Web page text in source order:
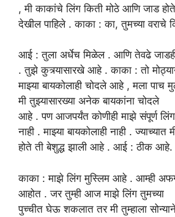
, मी काकांचे लिंग किती मोठे आणि जाड
देखील पाहिले . काका : का, तुमच्या वराचे
आई :तुला अर्धेच मिळेल . आणितेवढे
.तुझेकुत्र्यासारखे आहे . काका : तो
माझ्या बायकोलाही चोदले आहे , मला पाच
मी तुझ्यासारख्या अनेक बायकांना चोदले
आहे . पण आजपर्यंत कोणीही माझे संपूर्ण
नाही . माझ्या बायकोलाही नाही . ज्याच्यात
होते ती बेशुद्ध झाली आहे . आई : ठीक आहे.
काका : माझेलिंगमुस्लिम आहे . आम्ही
आहोत .जर तुम्ही आजमाझे लिंग तुमच्या
पुच्चीत घेऊ शकलात तर मी तुम्हाला